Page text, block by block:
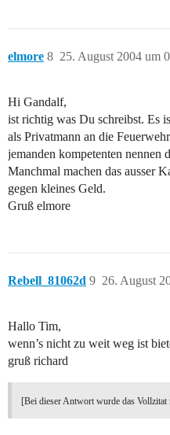
elmore 25. August 2004 um
8
Hi Gandalf,
ist richtig was Du schreibst. Es
als Privatmann an die
jemanden kompetenten nennen
Manchmal machen das ausser
gegen kleines Geld.
Gruß elmore
Rebell_81062d 26. August
9
Hallo Tim,
wenn’s nicht zu weit weg ist
gruß richard
[Bei dieser Antwort wurde das Vollzitat